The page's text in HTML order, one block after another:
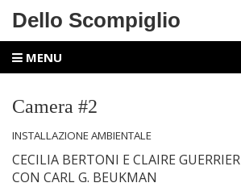
Dello Scompiglio
MENU
Camera #2
INSTALLAZIONE AMBIENTALE
CECILIA BERTONI E CLAIRE GUERRIER
CON CARL G. BEUKMAN